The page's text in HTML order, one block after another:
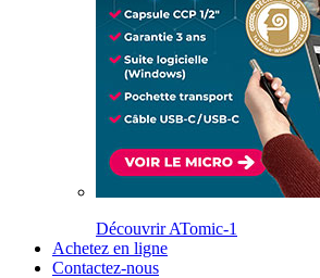
Découvrir ATomic-1
Achetez en ligne
Contactez-nous